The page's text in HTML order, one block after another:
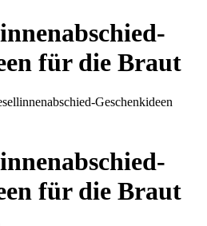
für die Braut
Geschenkideen
für die Braut